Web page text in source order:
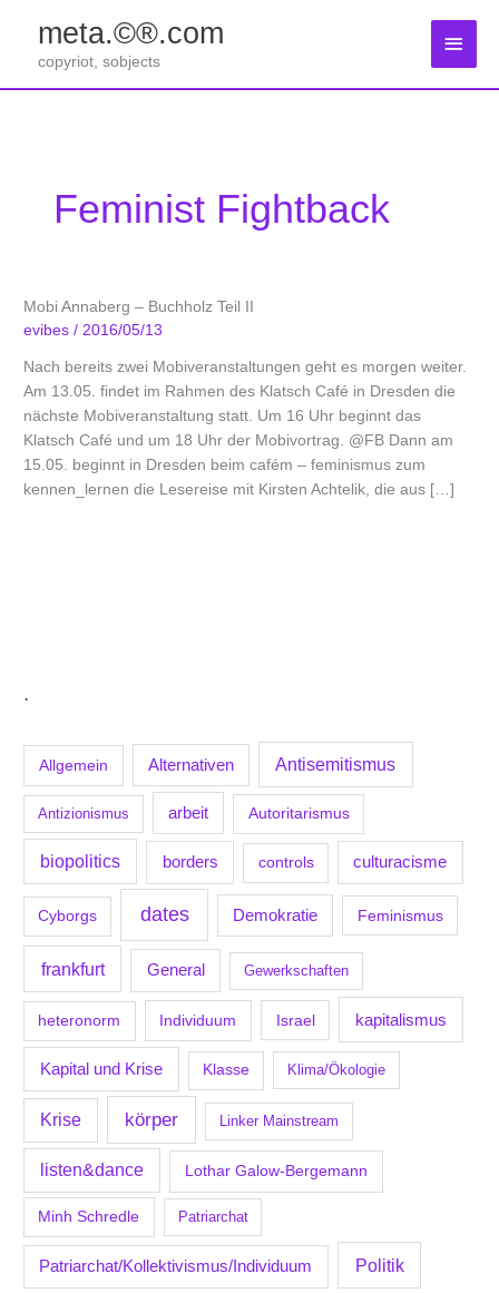
springen
meta.©®.com
copyriot, sobjects
.
Allgemein Alternativen Antisemitismus
Antizionismus arbeit Autoritarismus
biopolitics borders controls culturacisme
Cyborgs dates Demokratie Feminismus
frankfurt General Gewerkschaften
heteronorm Individuum Israel kapitalismus
Kapital und Krise Klasse Klima/Ökologie
Krise körper Linker Mainstream
listen&dance Lothar Galow-Bergemann
Minh Schredle Patriarchat
Patriarchat/Kollektivismus/Individuum Politik
Feminist Fightback
Mobi Annaberg – Buchholz Teil II
evibes/ 2016/05/13
Nach bereits zwei Mobiveranstaltungen geht es morgen weiter.
Am 13.05. findet im Rahmen des Klatsch Café in Dresden die
nächste Mobiveranstaltung statt. Um 16 Uhr beginnt das
Klatsch Café und um 18 Uhr der Mobivortrag. @FB Dann am
15.05. beginnt in Dresden beim cafém – feminismus zum
kennen_lernen die Lesereise mit Kirsten Achtelik, die aus […]